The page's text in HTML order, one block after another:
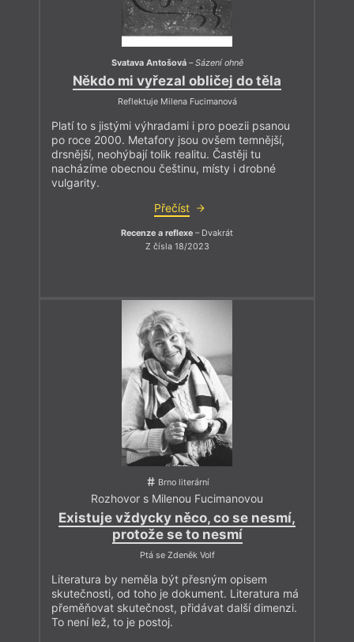
Svatava Antošová–Sázení ohně
Někdo mi vyřezal obličej do těla
Reflektuje Milena Fucimanová
Platí to s jistými výhradami i pro poezii psanou
po roce 2000. Metafory jsou ovšem temnější,
drsnější, neohýbají tolik realitu. Častěji tu
nacházíme obecnou češtinu, místy i drobné
vulgarity.
Přečíst
Recenze a reflexe – Dvakrát
Z čísla 18/2023
Brno literární
Rozhovor s Milenou Fucimanovou
Existuje vždycky něco, co se nesmí,
protože se to nesmí
Ptá se Zdeněk Volf
Literatura by neměla být přesným opisem
skutečnosti, od toho je dokument. Literatura má
přeměňovat skutečnost, přidávat další dimenzi.
To není lež, to je postoj.